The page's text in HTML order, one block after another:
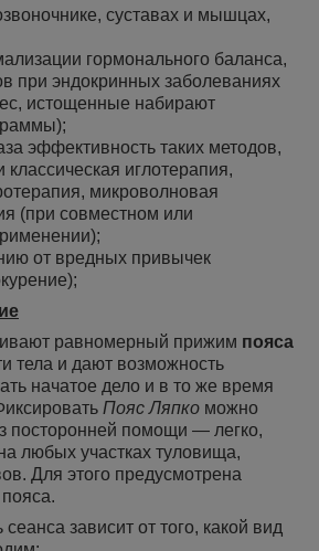
суставах и мышцах,
гормонального баланса,
при эндокринных заболеваниях
истощенные набирают
эффективность таких методов,
иглотерапия,
микроволновая
(при совместном или
от вредных привычек
равномерный прижим пояса
тела и дают возможность
начатое дело и в то же время
Пояс Ляпко можно
посторонней помощи — легко,
любых участках туловища,
Для этого предусмотрена
зависит от того, какой вид